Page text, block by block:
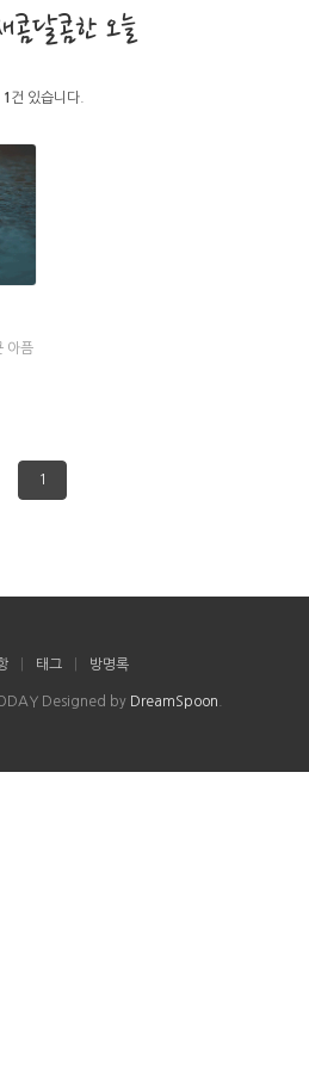
콤달콤한 오늘
1 건 있습니다.
아픔
1
태그 방명록
Designed by DreamSpoon